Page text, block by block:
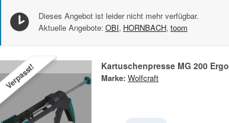
Dieses Angebot ist leider nicht mehr verfügbar.
Aktuelle Angebote: OBI, HORNBACH, toom
Verpasst! Kartuschenpresse MG 200 Ergo
Marke: Wolfcraft